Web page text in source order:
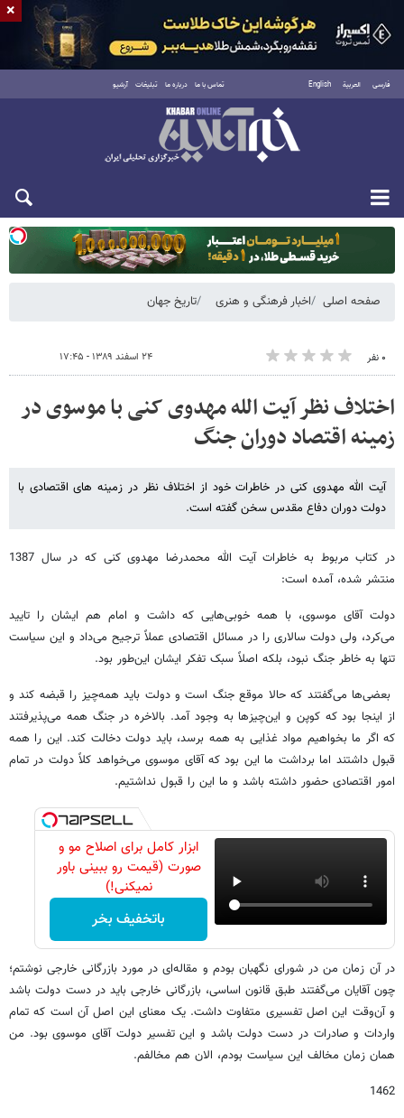
فارسی العربية English تماس با ما درباره ما تبلیغات آرشیو
یکشنبه ۱۸ مرداد ۱۴۰۵
صفحه اصلی اخبار فرهنگی و هنری تاریخ جهان
۰ نفر ۲۴ اسفند ۱۳۸۹ - ۱۷:۴۵
اختلاف نظر آیت الله مهدوی کنی با موسوی در
زمینه اقتصاد دوران جنگ
آیت الله مهدوی کنی در خاطرات خود از اختلاف نظر در زمینه های اقتصادی با
دولت دوران دفاع مقدس سخن گفته است.
در کتاب مربوط به خاطرات آیت الله محمدرضا مهدوی کنی که در سال 1387
منتشر شده، آمده است:
دولت آقای موسوی، با همه خوبی‌هایی که داشت و امام هم ایشان را تایید
می‌کرد، ولی دولت سالاری را در مسائل اقتصادی عملاً ترجیح می‌داد و این سیاست
تنها به خاطر جنگ نبود، بلکه اصلاً سبک تفکر ایشان این‌طور بود.
بعضی‌ها می‌گفتند که حالا موقع جنگ است و دولت باید همه‌چیز را قبضه کند و
از اینجا بود که کوپن و این‌چیزها به وجود آمد. بالاخره در جنگ همه می‌پذیرفتند
که اگر ما بخواهیم مواد غذایی به همه برسد، باید دولت دخالت کند. این را همه
قبول داشتند اما برداشت ما این بود که آقای موسوی می‌خواهد کلاً دولت در تمام
امور اقتصادی حضور داشته باشد و ما این را قبول نداشتیم.
ابزار کامل برای اصلاح مو و
صورت (قیمت رو ببینی باور
نمیکنی!)
باتخفیف بخر
در آن زمان من در شورای نگهبان بودم و مقاله‌ای در مورد بازرگانی خارجی نوشتم؛
چون آقایان می‌گفتند طبق قانون اساسی، بازرگانی خارجی باید در دست دولت باشد
و آن‌وقت این اصل تفسیری متفاوت داشت. یک معنای این اصل آن است که تمام
واردات و صادرات در دست دولت باشد و این تفسیر دولت آقای موسوی بود. من
همان زمان مخالف این سیاست بودم، الان هم مخالفم.
1462
×